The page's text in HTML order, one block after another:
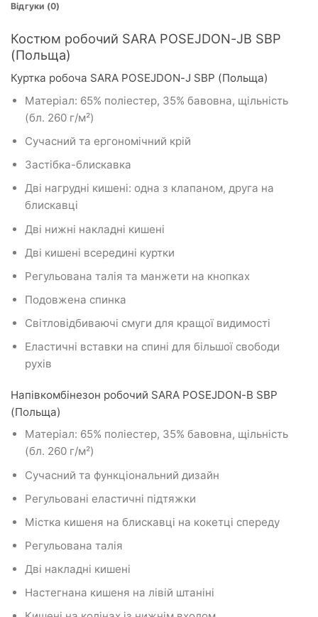
Відгуки (0)
Костюм робочий SARA POSEJDON-JB SBP
(Польща)
Куртка робоча SARA POSEJDON-J SBP (Польща)
Матеріал: 65% поліестер, 35% бавовна, щільність
(бл. 260 г/м²)
Сучасний та ергономічний крій
Застібка-блискавка
Дві нагрудні кишені: одна з клапаном, друга на
блискавці
Дві нижні накладні кишені
Дві кишені всередині куртки
Регульована талія та манжети на кнопках
Подовжена спинка
Світловідбиваючі смуги для кращої видимості
Еластичні вставки на спині для більшої свободи
рухів
Напівкомбінезон робочий SARA POSEJDON-B SBP
(Польща)
Матеріал: 65% поліестер, 35% бавовна, щільність
(бл. 260 г/м²)
Сучасний та функціональний дизайн
Регульовані еластичні підтяжки
Містка кишеня на блискавці на кокетці спереду
Регульована талія
Дві накладні кишені
Настегнана кишеня на лівій штаніні